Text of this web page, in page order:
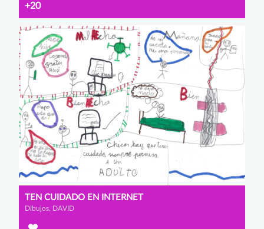
+20
TEN CUIDADO EN INTERNET
Dibujos, DAVID